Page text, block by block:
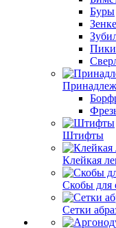
Буры
Пики
Штифты
Клейкая
Скобы для
Сетки